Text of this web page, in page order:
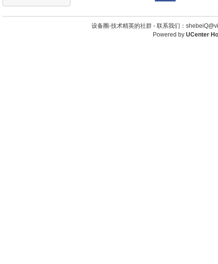
设备圈-技术精英的社群 - 联系我们：
Powered by UCenter